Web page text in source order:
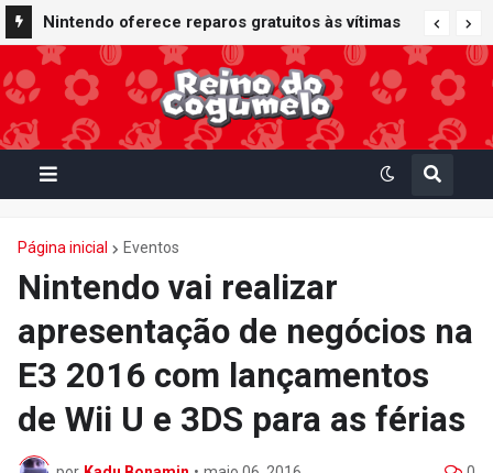
Nintendo oferece reparos gratuitos às vítimas
do terremoto de Kumamoto e doa 50 milhões
de ienes à Cruz Vermelha
Página inicial Eventos
Nintendo vai realizar
apresentação de negócios na
E3 2016 com lançamentos
de Wii U e 3DS para as férias